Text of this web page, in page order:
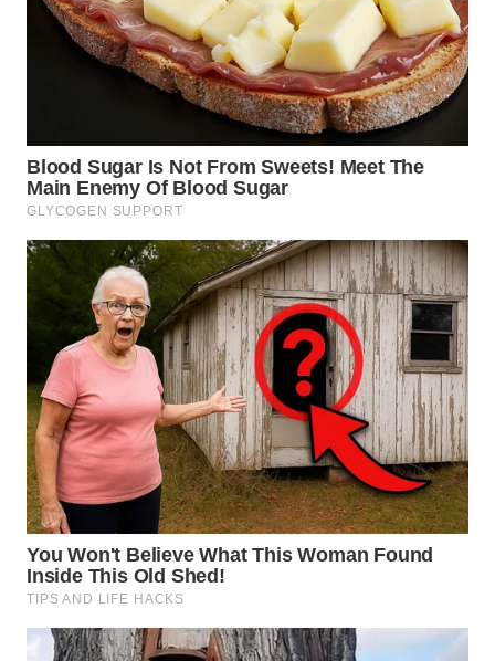
WN
TAPANULI
UTARA
SAMOSIR
WN
LAWAS
WN
SUMEDANG
WN
CIANJUR
WN
KEPULAUAN
SERIBU
WN
TANGERANG